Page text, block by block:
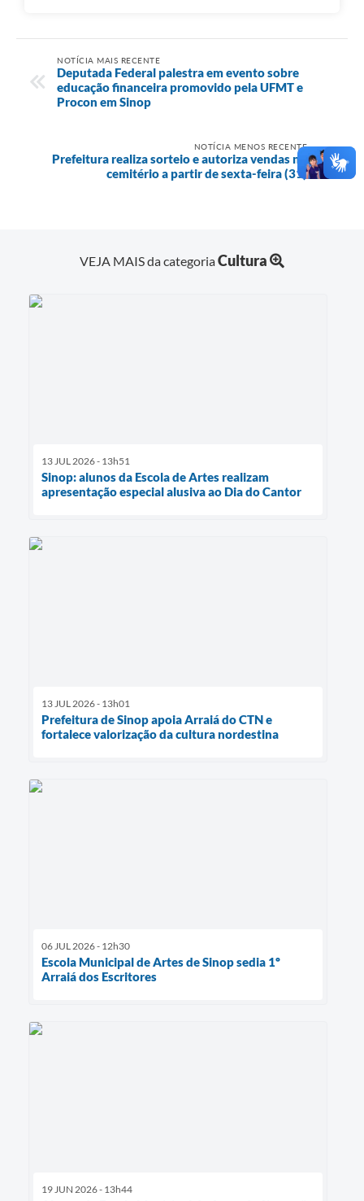
NOTÍCIA MAIS RECENTE
Deputada Federal palestra em evento sobre
educação financeira promovido pela UFMT e
Procon em Sinop
NOTÍCIA MENOS RECENTE
Prefeitura realiza sorteio e autoriza vendas no
cemitério a partir de sexta-feira (31)
VEJA MAIS da categoriaCultura
13 JUL 2026 - 13h51
Sinop: alunos da Escola de Artes realizam
apresentação especial alusiva ao Dia do Cantor
13 JUL 2026 - 13h01
Prefeitura de Sinop apoia Arraiá do CTN e
fortalece valorização da cultura nordestina
06 JUL 2026 - 12h30
Escola Municipal de Artes de Sinop sedia 1º
Arraiá dos Escritores
19 JUN 2026 - 13h44